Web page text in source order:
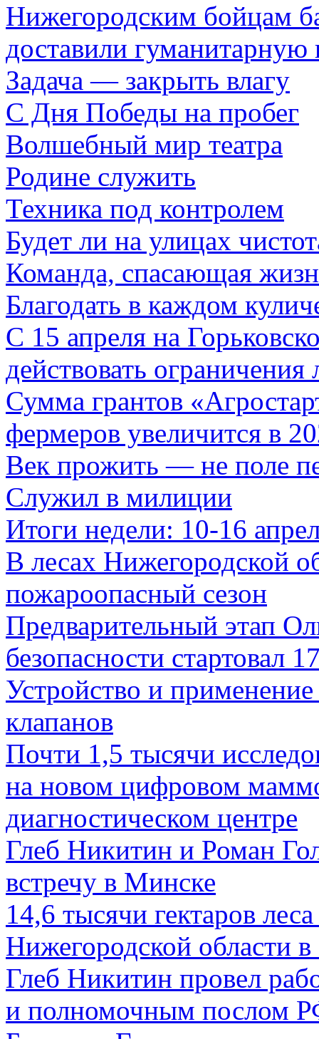
Нижегородским бойцам
доставили
Задача — закрыть влагу
С Дня Победы на пробег
Волшебный мир театра
Родине служить
Техника под контролем
Будет ли на улицах
Команда, спасающая
Благодать в каждом
С 15 апреля на
действовать
Сумма грантов
фермеров увеличится в
Век прожить — не поле
Служил в милиции
Итоги недели: 10-16
В лесах Нижегородской
пожароопасный сезон
Предварительный этап
безопасности стартовал
Устройство и
клапанов
Почти 1,5 тысячи
на новом цифровом
диагностическом центре
Глеб Никитин и Роман
встречу в Минске
14,6 тысячи гектаров
Нижегородской области
Глеб Никитин провел
и полномочным послом